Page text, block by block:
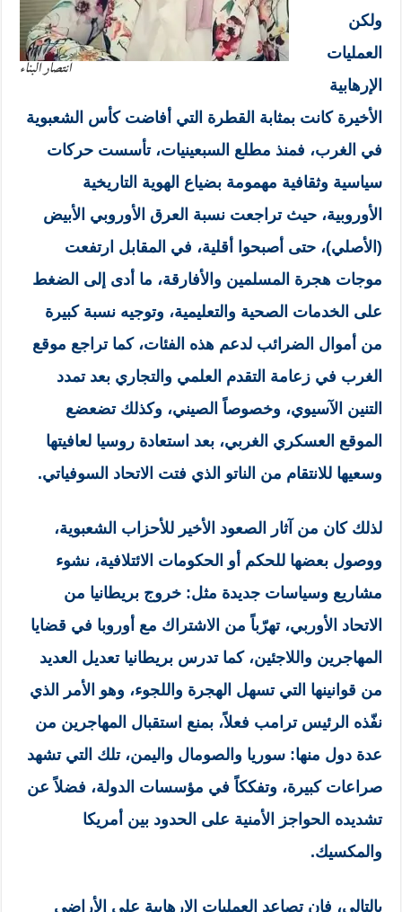
انتصار البناء
ولكن
العمليات
الإرهابية
الأخيرة كانت بمثابة القطرة التي أفاضت كأس الشعبوية
في الغرب، فمنذ مطلع السبعينيات، تأسست حركات
سياسية وثقافية مهمومة بضياع الهوية التاريخية
الأوروبية، حيث تراجعت نسبة العرق الأوروبي الأبيض
(الأصلي)، حتى أصبحوا أقلية، في المقابل ارتفعت
موجات هجرة المسلمين والأفارقة، ما أدى إلى الضغط
على الخدمات الصحية والتعليمية، وتوجيه نسبة كبيرة
من أموال الضرائب لدعم هذه الفئات، كما تراجع موقع
الغرب في زعامة التقدم العلمي والتجاري بعد تمدد
التنين الآسيوي، وخصوصاً الصيني، وكذلك تضعضع
الموقع العسكري الغربي، بعد استعادة روسيا لعافيتها
وسعيها للانتقام من الناتو الذي فتت الاتحاد السوفياتي.
لذلك كان من آثار الصعود الأخير للأحزاب الشعبوية،
ووصول بعضها للحكم أو الحكومات الائتلافية، نشوء
مشاريع وسياسات جديدة مثل: خروج بريطانيا من
الاتحاد الأوربي، تهرّباً من الاشتراك مع أوروبا في قضايا
المهاجرين واللاجئين، كما تدرس بريطانيا تعديل العديد
من قوانينها التي تسهل الهجرة واللجوء، وهو الأمر الذي
نفّذه الرئيس ترامب فعلاً، بمنع استقبال المهاجرين من
عدة دول منها: سوريا والصومال واليمن، تلك التي تشهد
صراعات كبيرة، وتفككاً في مؤسسات الدولة، فضلاً عن
تشديده الحواجز الأمنية على الحدود بين أمريكا
والمكسيك.
بالتالي، فإن تصاعد العمليات الإرهابية على الأراضي